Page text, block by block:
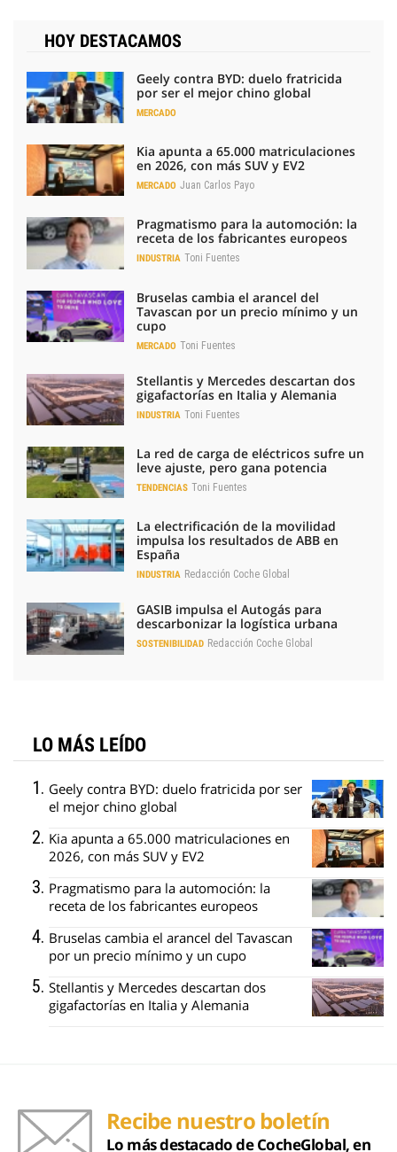
HOY DESTACAMOS
Geely contra BYD: duelo fratricida
por ser el mejor chino global
MERCADO
Kia apunta a 65.000 matriculaciones
en 2026, con más SUV y EV2
MERCADO Juan Carlos Payo
Pragmatismo para la automoción: la
receta de los fabricantes europeos
INDUSTRIA Toni Fuentes
Bruselas cambia el arancel del
Tavascan por un precio mínimo y un
cupo
MERCADO Toni Fuentes
Stellantis y Mercedes descartan dos
gigafactorías en Italia y Alemania
INDUSTRIA Toni Fuentes
La red de carga de eléctricos sufre un
leve ajuste, pero gana potencia
TENDENCIAS Toni Fuentes
La electrificación de la movilidad
impulsa los resultados de ABB en
España
INDUSTRIA Redacción Coche Global
GASIB impulsa el Autogás para
descarbonizar la logística urbana
SOSTENIBILIDAD Redacción Coche Global
LO MÁS LEÍDO
Geely contra BYD: duelo fratricida por ser
el mejor chino global
Kia apunta a 65.000 matriculaciones en
2026, con más SUV y EV2
Pragmatismo para la automoción: la
receta de los fabricantes europeos
Bruselas cambia el arancel del Tavascan
por un precio mínimo y un cupo
Stellantis y Mercedes descartan dos
gigafactorías en Italia y Alemania
Recibe nuestro boletín
Lo más destacado de CocheGlobal, en